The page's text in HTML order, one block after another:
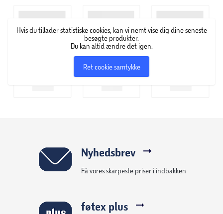
og efterspørgsel – og kan hurtigt komme fra idé til
handling på hele kosmetikområdet, især på farvet
kosmetik. GOSH Copenhagen specialiserer sig i at udvikle
makeup, der kun indeholder ingredienser af høj kvalitet.
Derfor finder du også et stort udvalg af veganske,
parfumefri og allergicertificerede produkter i deres
Hvis du tillader statistiske cookies, kan vi nemt vise dig dine seneste
besøgte produkter.
Du kan altid ændre det igen.
Ret cookie samtykke
Nyhedsbrev
Få vores skarpeste priser i indbakken
føtex plus